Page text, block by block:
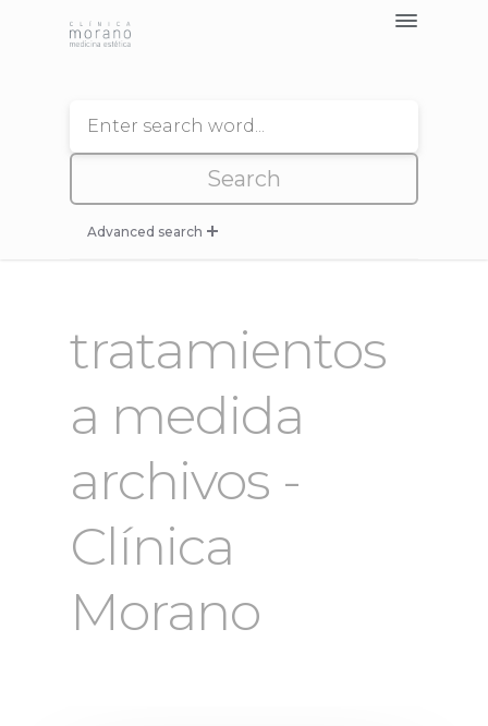
Blog
Contacto
Advanced search
--
tratamientos
a medida
archivos -
Clínica
Morano